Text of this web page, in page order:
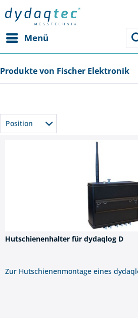
Menü
Produkte von Fischer Elektronik
Hutschienenhalter für dydaqlog D
Zur Hutschienenmontage eines